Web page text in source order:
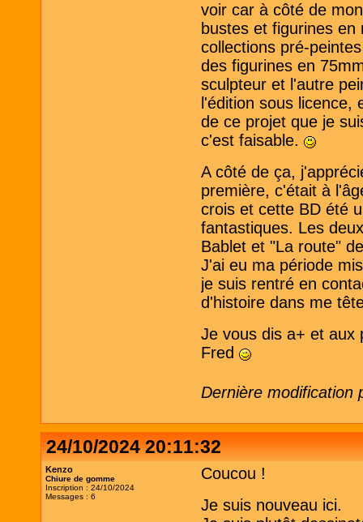
voir car à côté de
bustes et figurines
collections pré-
des figurines en
sculpteur et l'autre
l'édition sous
de ce projet que je
c'est faisable.
A côté de ça,
première, c'était à
crois et cette BD été
fantastiques. Les
Bablet et "La route"
J'ai eu ma période
je suis rentré en
d'histoire dans me
Je vous dis a+ et aux
Fred
Dernière modification
24/10/2024 20:11:32
Kenzo
Chiure de gomme
Inscription : 24/10/2024
Messages : 6
Coucou !
Je suis nouveau ici.